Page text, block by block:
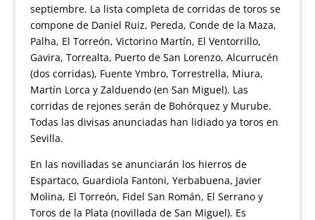
septiembre. La lista completa de corridas de toros se
compone de Daniel Ruiz, Pereda, Conde de la Maza,
Palha, El Torreón, Victorino Martín, El Ventorrillo,
Gavira, Torrealta, Puerto de San Lorenzo, Alcurrucén
(dos corridas), Fuente Ymbro, Torrestrella, Miura,
Martín Lorca y Zalduendo (en San Miguel). Las
corridas de rejones serán de Bohórquez y Murube.
Todas las divisas anunciadas han lidiado ya toros en
Sevilla.
En las novilladas se anunciarán los hierros de
Espartaco, Guardiola Fantoni, Yerbabuena, Javier
Molina, El Torreón, Fidel San Román, El Serrano y
Toros de la Plata (novillada de San Miguel). Es